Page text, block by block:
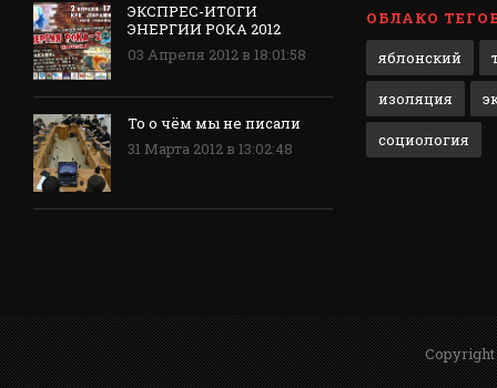
ЭКСПРЕС-ИТОГИ
ЭНЕРГИИ РОКА 2012
03 Апреля 2012 в 18:01:58
То о чём мы не писали
31 Марта 2012 в 13:02:48
ОБЛАКО
яблонский
изоляция
социология